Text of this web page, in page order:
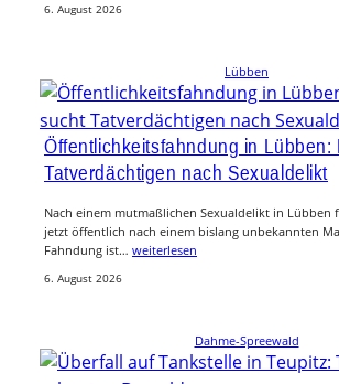
6. August 2026
Lübben
Öffentlichkeitsfahndung in Lübben:
Tatverdächtigen nach Sexualdelikt
Nach einem mutmaßlichen Sexualdelikt in Lübben
jetzt öffentlich nach einem bislang unbekannten
Fahndung ist… weiterlesen
6. August 2026
Dahme-Spreewald